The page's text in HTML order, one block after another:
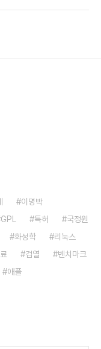
이명박
GPL 특허
국정원
화성학
리눅스
검열
벤치마크
애플